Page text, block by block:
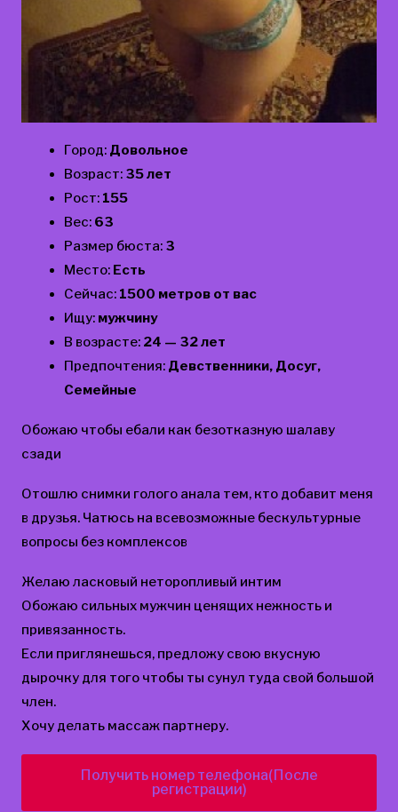
Город: Довольное
Возраст: 35 лет
Рост: 155
Вес: 63
Размер бюста: 3
Место: Есть
Сейчас: 1500 метров от вас
Ищу: мужчину
В возрасте: 24 — 32 лет
Предпочтения: Девственники, Досуг,
Семейные
Обожаю чтобы ебали как безотказную шалаву
сзади
Отошлю снимки голого анала тем, кто добавит меня
в друзья. Чатюсь на всевозможные бескультурные
вопросы без комплексов
Желаю ласковый неторопливый интим
Обожаю сильных мужчин ценящих нежность и
привязанность.
Если приглянешься, предложу свою вкусную
дырочку для того чтобы ты сунул туда свой большой
член.
Хочу делать массаж партнеру.
Получить номер телефона(После
регистрации)